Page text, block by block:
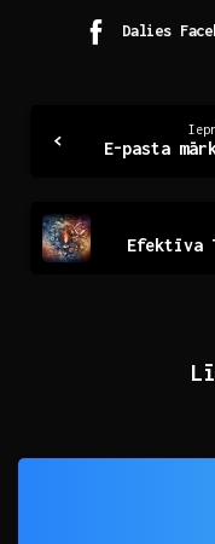
Dalies
Reading